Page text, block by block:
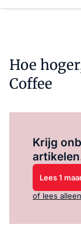
Hoe
Coffee
Krijg
Lees 1
of lees